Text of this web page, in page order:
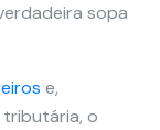
sopa
e,
o